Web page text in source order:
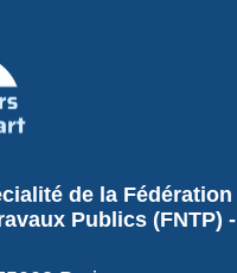
de la Fédération
Publics (FNTP) -